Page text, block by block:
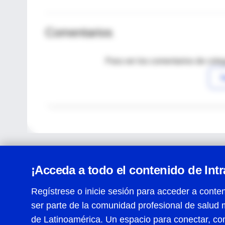
Comentarios
Para ver los comentarios de
¡Acceda a todo el contenido de
Regístrese o inicie sesión para acceder a
ser parte de la comunidad profesional de salud
de Latinoamérica. Un espacio para conectar,
Centro de Ayuda